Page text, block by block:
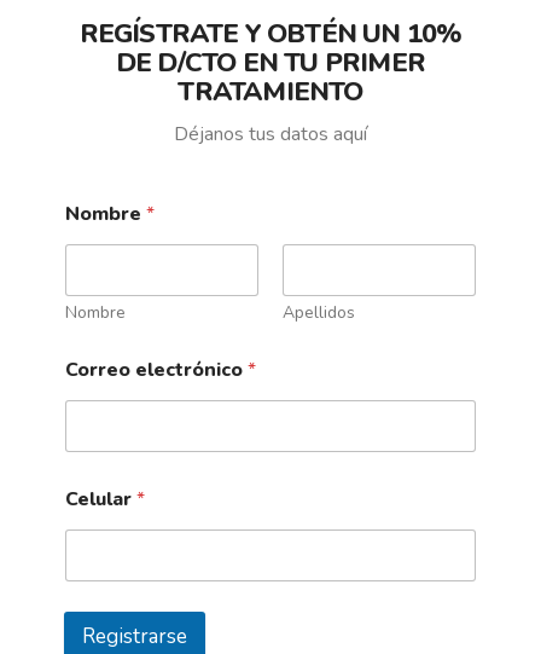
REGÍSTRATE Y OBTÉN UN 10%
DE D/CTO EN TU PRIMER
TRATAMIENTO
Déjanos tus datos aquí
Nombre *
Nombre Apellidos
Correo electrónico*
Celular*
Registrarse
Tratamiento celulitis flácida
TDC
Tratamiento de cura romana
Precio: COP3,042,000